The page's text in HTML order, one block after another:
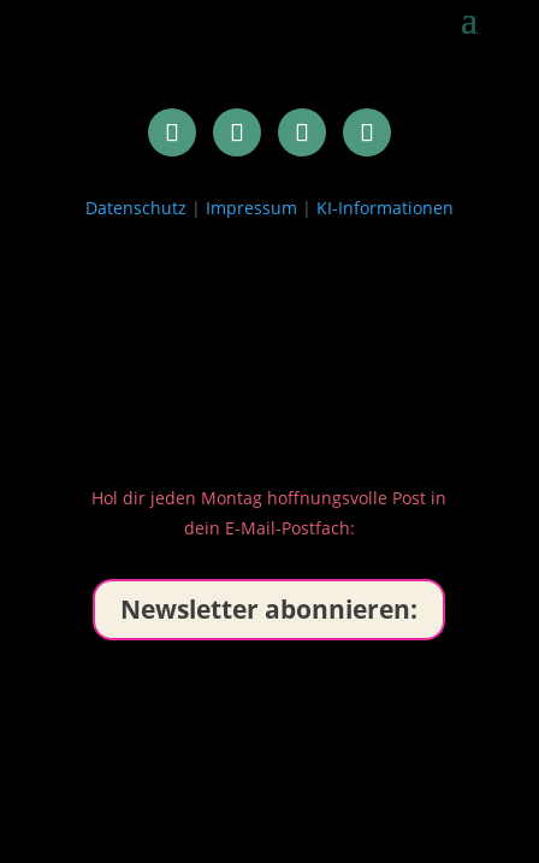
Datenschutz | Impressum | KI-Informationen
Hol dir jeden Montag hoffnungsvolle Post in
dein E-Mail-Postfach:
Newsletter abonnieren: